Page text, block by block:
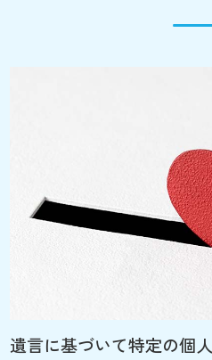
遺言に基づいて特定の個